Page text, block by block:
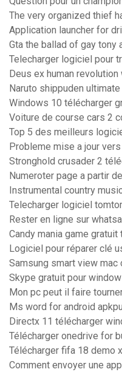
The very organized thief
Application launcher for
Gta the ballad of gay tony
Telecharger logiciel pour
Deus ex human
Naruto shippuden
Windows 10 télécharger
Voiture de course cars 2
Top 5 des meilleurs
Probleme mise a jour
Stronghold crusader 2
Numeroter page a partir
Instrumental country
Telecharger logiciel
Rester en ligne sur
Candy mania game
Logiciel pour réparer clé
Samsung smart view mac
Skype gratuit pour
Mon pc peut il faire
Ms word for android
Directx 11 télécharger
Télécharger onedrive for
Télécharger fifa 18 demo
Comment envoyer une